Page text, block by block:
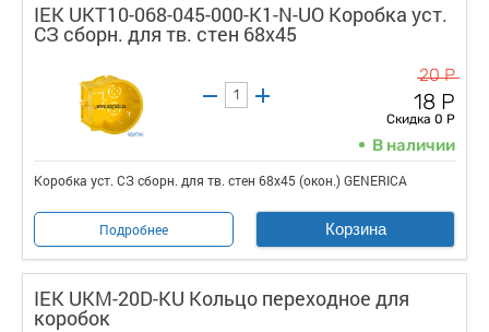
IEK UKT10-068-045-000-K1-N-UO Коробка уст.
СЗ сборн. для тв. стен 68х45
20 Р
18 Р
Скидка 0 Р
В наличии
Коробка уст. СЗ сборн. для тв. стен 68х45 (окон.) GENERICA
Подробнее Корзина
IEK UKM-20D-KU Кольцо переходное для
коробок